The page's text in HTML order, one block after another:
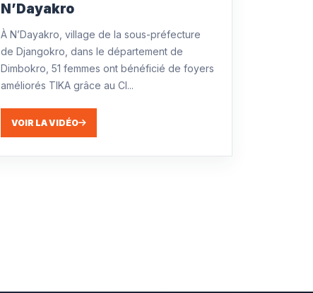
N’Dayakro
À N’Dayakro, village de la sous-préfecture
de Djangokro, dans le département de
Dimbokro, 51 femmes ont bénéficié de foyers
améliorés TIKA grâce au CI...
VOIR LA VIDÉO